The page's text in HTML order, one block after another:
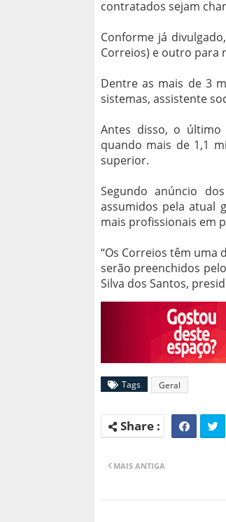
contratados sejam
Conforme já
Correios) e outro para
Dentre as mais de 3
sistemas, assistente
Antes disso, o último
quando mais de 1,1
superior.
Segundo anúncio
assumidos pela atual
mais profissionais em
“Os Correios têm uma
serão preenchidos
Silva dos Santos,
Tags Geral
MAIS ANTIGA